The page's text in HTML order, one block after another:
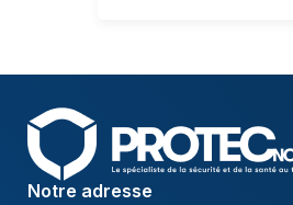
Notre adresse